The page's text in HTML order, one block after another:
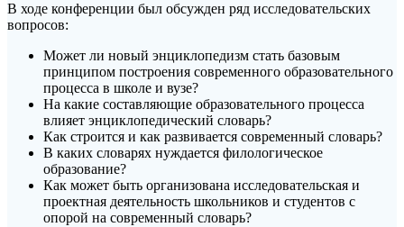
В ходе конференции был обсужден ряд исследовательских
вопросов:
Может ли новый энциклопедизм стать базовым
принципом построения современного образовательного
процесса в школе и вузе?
На какие составляющие образовательного процесса
влияет энциклопедический словарь?
Как строится и как развивается современный словарь?
В каких словарях нуждается филологическое
образование?
Как может быть организована исследовательская и
проектная деятельность школьников и студентов с
опорой на современный словарь?